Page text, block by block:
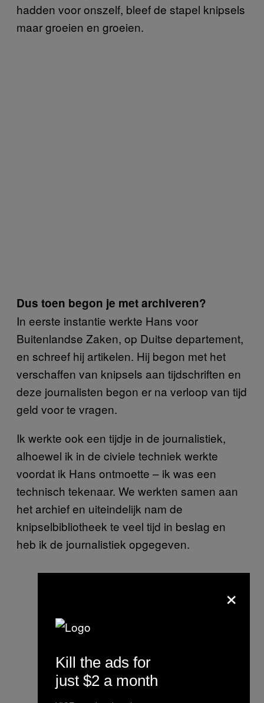
hadden voor onszelf, bleef de stapel knipsels
maar groeien en groeien.
Dus toen begon je met archiveren?
In eerste instantie werkte Hans voor
Buitenlandse Zaken, op Duitse departement,
en schreef hij artikelen. Hij begon met het
verschaffen van knipsels aan tijdschriften en
deze journalisten begon er na verloop van tijd
geld voor te vragen.
Ik werkte ook een tijdje in de journalistiek,
alhoewel ik in de civiele techniek werkte
voordat ik Hans ontmoette – ik was een
technisch tekenaar. We werkten samen aan
het archief en uiteindelijk nam de
knipselbibliotheek te veel tijd in beslag en
heb ik de journalistiek opgegeven.
×
Kill the ads for
just $2 a month